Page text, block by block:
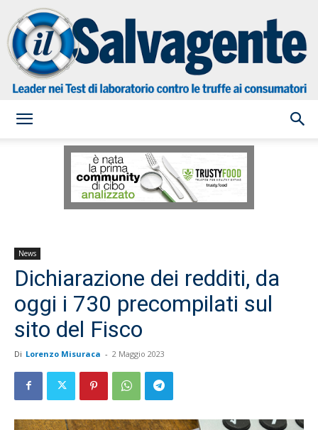
Salvagente
News
Dichiarazione dei redditi, da
oggi i 730 precompilati sul
sito del Fisco
Di Lorenzo Misuraca - 2 Maggio 2023